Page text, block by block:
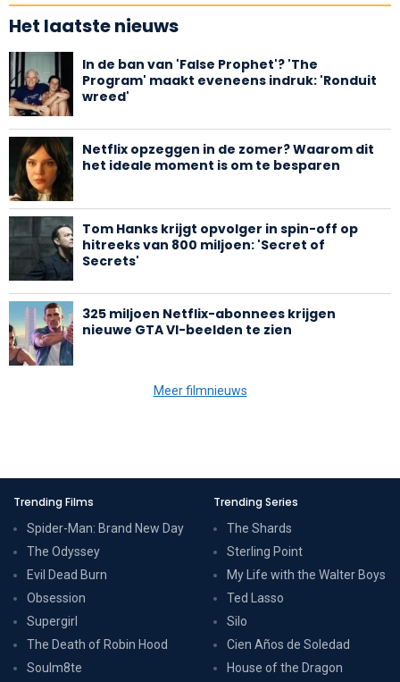
Het laatste nieuws
In de ban van 'False Prophet'? 'The
Program' maakt eveneens indruk: 'Ronduit
wreed'
Netflix opzeggen in de zomer? Waarom dit
het ideale moment is om te besparen
Tom Hanks krijgt opvolger in spin-off op
hitreeks van 800 miljoen: 'Secret of
Secrets'
325 miljoen Netflix-abonnees krijgen
nieuwe GTA VI-beelden te zien
Meer filmnieuws
Trending Films
Spider-Man: Brand New Day
The Odyssey
Evil Dead Burn
Obsession
Supergirl
The Death of Robin Hood
Soulm8te
Trending Series
The Shards
Sterling Point
My Life with the Walter Boys
Ted Lasso
Silo
Cien Años de Soledad
House of the Dragon